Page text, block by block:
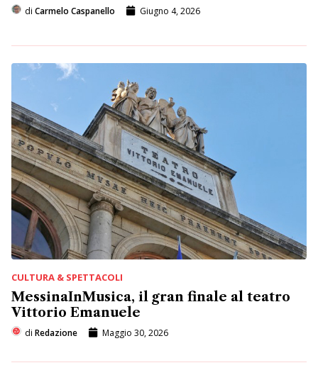
di Carmelo Caspanello Giugno 4, 2026
CULTURA & SPETTACOLI
MessinaInMusica, il gran finale al teatro
Vittorio Emanuele
di Redazione Maggio 30, 2026